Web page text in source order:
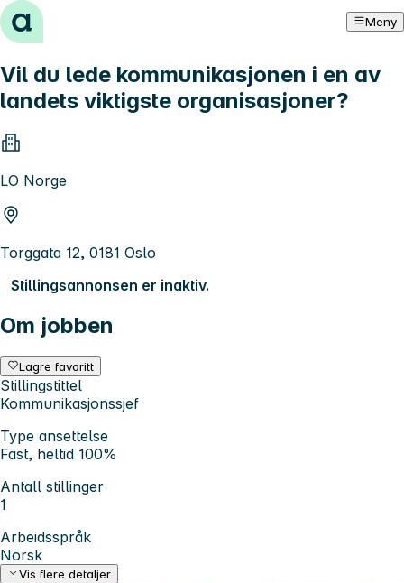
Hopp til innhold Meny
Vil du lede kommunikasjonen i en av
landets viktigste organisasjoner?
LO Norge
Torggata 12, 0181 Oslo
Stillingsannonsen er inaktiv.
Om jobben
Lagre favoritt
Stillingstittel
Kommunikasjonssjef
Type ansettelse
Fast, heltid 100%
Antall stillinger
1
Arbeidsspråk
Norsk
Vis flere detaljer